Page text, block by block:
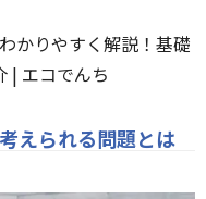
かりやすく解説！基礎
| エコでんち
えられる問題とは